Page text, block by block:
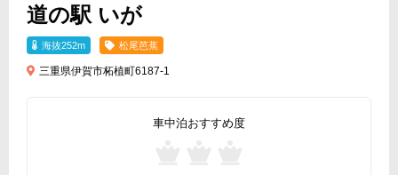
道の駅 いが
海抜252m 松尾芭蕉
三重県伊賀市柘植町6187-1
車中泊おすすめ度